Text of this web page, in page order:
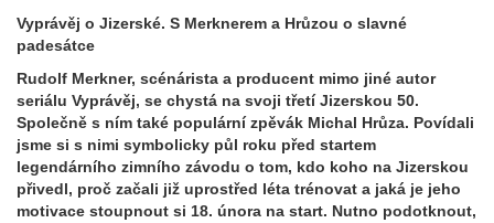
Vyprávěj o Jizerské. S Merknerem a Hrůzou o slavné
padesátce
Rudolf Merkner, scénárista a producent mimo jiné autor
seriálu Vyprávěj, se chystá na svoji třetí Jizerskou 50.
Společně s ním také populární zpěvák Michal Hrůza. Povídali
jsme si s nimi symbolicky půl roku před startem
legendárního zimního závodu o tom, kdo koho na Jizerskou
přivedl, proč začali již uprostřed léta trénovat a jaká je jeho
motivace stoupnout si 18. února na start. Nutno podotknout,